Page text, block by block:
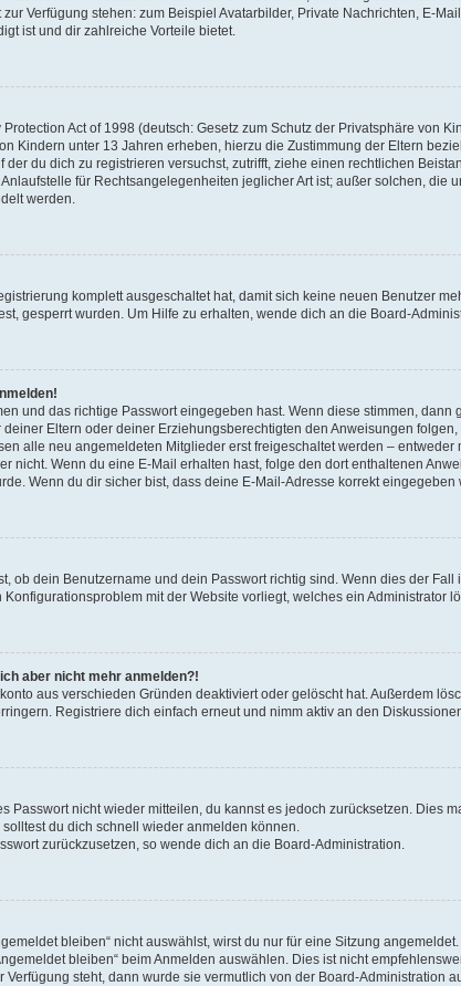
Verfügung stehen: zum Beispiel Avatarbilder, Private Nachrichten, E-
ist und dir zahlreiche Vorteile bietet.
Act of 1998 (deutsch: Gesetz zum Schutz der Privatsphäre von
Kindern unter 13 Jahren erheben, hierzu die Zustimmung der Eltern
du dich zu registrieren versuchst, zutrifft, ziehe einen rechtlichen
für Rechtsangelegenheiten jeglicher Art ist; außer solchen, die
werden.
komplett ausgeschaltet hat, damit sich keine neuen Benutzer
gesperrt wurden. Um Hilfe zu erhalten, wende dich an die Board-
und das richtige Passwort eingegeben hast. Wenn diese stimmen, dann
Eltern oder deiner Erziehungsberechtigten den Anweisungen
alle neu angemeldeten Mitglieder erst freigeschaltet werden –
nicht. Wenn du eine E-Mail erhalten hast, folge den dort enthaltenen
Wenn du dir sicher bist, dass deine E-Mail-Adresse korrekt
ob dein Benutzername und dein Passwort richtig sind. Wenn dies der
mit der Website vorliegt, welches ein Administrator
aber nicht mehr anmelden?!
aus verschieden Gründen deaktiviert oder gelöscht hat. Außerdem
Registriere dich einfach erneut und nimm aktiv an den
Passwort nicht wieder mitteilen, du kannst es jedoch zurücksetzen. Dies
du dich schnell wieder anmelden können.
zurückzusetzen, so wende dich an die Board-Administration.
bleiben“ nicht auswählst, wirst du nur für eine Sitzung
bleiben“ beim Anmelden auswählen. Dies ist nicht
Verfügung steht, dann wurde sie vermutlich von der Board-Administration